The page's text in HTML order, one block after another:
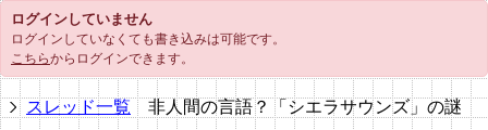
ログインしていません
ログインしていなくても書き込みは可能です。
こちらからログインできます。
スレッド一覧 非人間の言語？「シエラサウンズ」の謎